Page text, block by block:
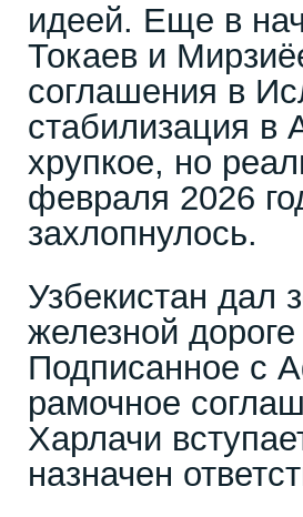
идеей. Еще в
Токаев и
соглашения в
стабилизация в
хрупкое, но
февраля 2026
захлопнулось.
Узбекистан дал
железной дороге
Подписанное с
рамочное
Харлачи
назначен